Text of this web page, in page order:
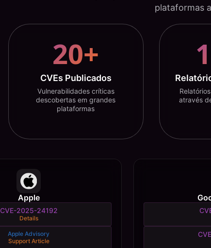
plataformas
20+
CVEs Publicados
Vulnerabilidades críticas
descobertas em grandes
plataformas
através
Apple
CVE-2025-24192
Details
Apple Advisory
Support Article